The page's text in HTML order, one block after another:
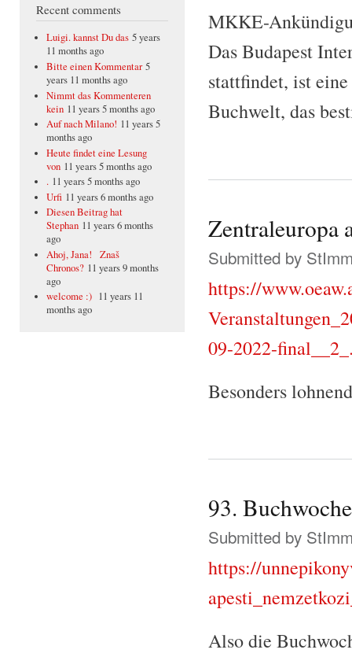
Recent comments
Luigi. kannst Du das 5 years
11 months ago
Bitte einen Kommentar 5
years 11 months ago
Nimmt das Kommenteren
kein 11 years 5 months ago
Auf nach Milano! 11 years 5
months ago
Heute findet eine Lesung
von 11 years 5 months ago
. 11 years 5 months ago
Urfi 11 years 6 months ago
Diesen Beitrag hat
Stephan 11 years 6 months
ago
Ahoj, Jana! Znaš
Chronos? 11 years 9 months
ago
welcome :) 11 years 11
months ago
MKKE-
Das Budapest
stattfindet, ist
Buchwelt, das
Zentraleuropa
Submitted by
https://
09-2022-
Besonders
93.
Submitted by
https://
Also die